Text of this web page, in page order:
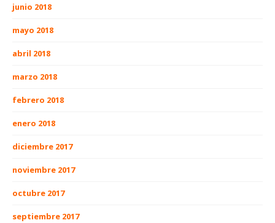
junio 2018
mayo 2018
abril 2018
marzo 2018
febrero 2018
enero 2018
diciembre 2017
noviembre 2017
octubre 2017
septiembre 2017